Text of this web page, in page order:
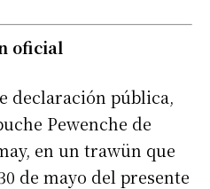
oficial
declaración pública,
Pewenche de
en un trawün que
de mayo del presente